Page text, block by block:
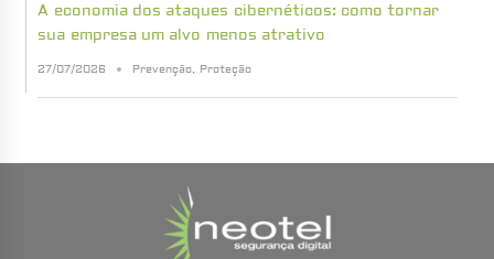
A economia dos ataques cibernéticos: como tornar
sua empresa um alvo menos atrativo
27/07/2026 Prevenção, Proteção